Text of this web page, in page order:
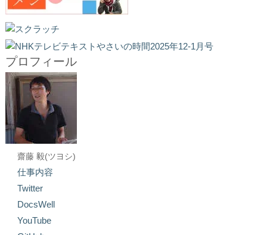
プロフィール
齋藤 毅(ツヨシ)
仕事内容
Twitter
DocsWell
YouTube